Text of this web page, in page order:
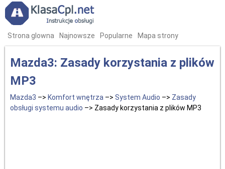
Strona glowna Najnowsze Popularne Mapa strony
Mazda3: Zasady korzystania z plików
MP3
Mazda3 –> Komfort wnętrza –> System Audio –> Zasady
obsługi systemu audio –> Zasady korzystania z plików MP3